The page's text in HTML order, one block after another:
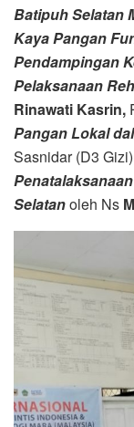
Batipuh Selatan
Kaya Pangan
Pendampingan
Pelaksanaan
Rinawati Kasrin,
Pangan Lokal
Sasnidar (D3
Selatanoleh Ns